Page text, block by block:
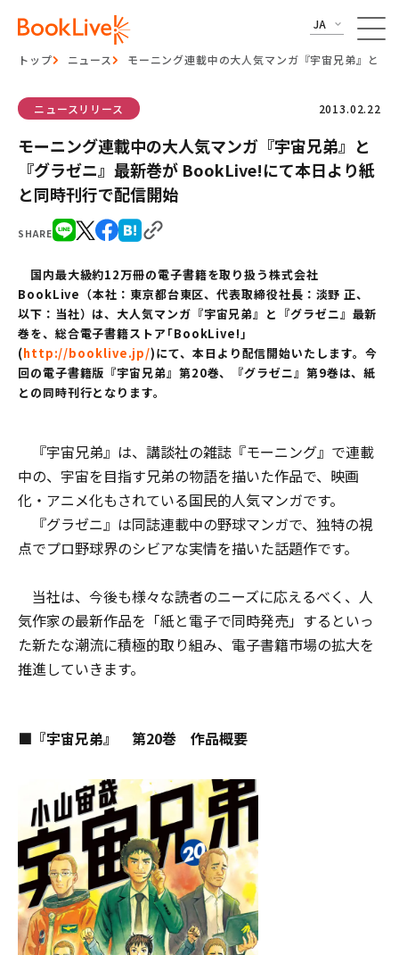
JA
トップ ニュース モーニング連載中の大人気マンガ『宇宙兄弟』と
SHARE
ニュースリリース 2013.02.22
モーニング連載中の大人気マンガ『宇宙兄弟』と
『グラゼニ』最新巻が BookLive!にて本日より紙
と同時刊行で配信開始
国内最大級約12万冊の電子書籍を取り扱う株式会社
BookLive（本社：東京都台東区、代表取締役社長：淡野 正、
以下：当社）は、大人気マンガ『宇宙兄弟』と『グラゼニ』最新
巻を、総合電子書籍ストア｢BookLive!｣
(http://booklive.jp/)にて、本日より配信開始いたします。今
回の電子書籍版『宇宙兄弟』第20巻、『グラゼニ』第9巻は、紙
との同時刊行となります。
『宇宙兄弟』は、講談社の雑誌『モーニング』で連載
中の、宇宙を目指す兄弟の物語を描いた作品で、映画
化・アニメ化もされている国民的人気マンガです。
『グラゼニ』は同誌連載中の野球マンガで、独特の視
点でプロ野球界のシビアな実情を描いた話題作です。
当社は、今後も様々な読者のニーズに応えるべく、人
気作家の最新作品を「紙と電子で同時発売」するといっ
た新たな潮流に積極的取り組み、電子書籍市場の拡大を
推進していきます。
■『宇宙兄弟』 第20巻 作品概要